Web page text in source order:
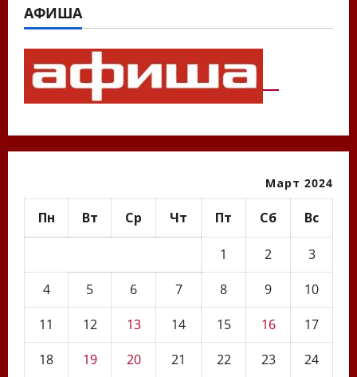
АФИША
Март 2024
Пн Вт Ср Чт Пт Сб Вс
1 2
3
4
5 6 7 8 9
10
11
12 13 14 15 16
17
18
19 20 21 22 23 24